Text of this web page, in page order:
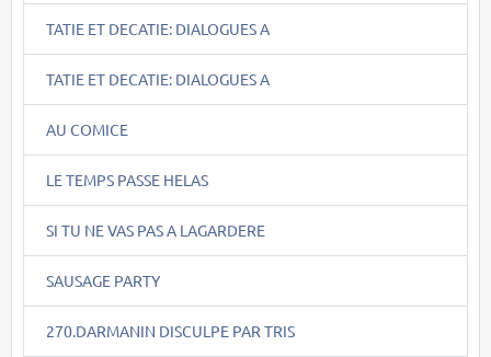
TATIE ET DECATIE: DIALOGUES A
TATIE ET DECATIE: DIALOGUES A
AU COMICE
LE TEMPS PASSE HELAS
SI TU NE VAS PAS A LAGARDERE
SAUSAGE PARTY
270.DARMANIN DISCULPE PAR TRIS